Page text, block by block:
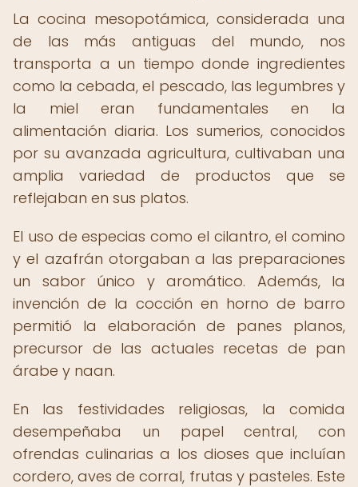
La cocina mesopotámica, considerada una
de las más antiguas del mundo, nos
transporta a un tiempo donde ingredientes
como la cebada, el pescado, las legumbres y
la miel eran fundamentales en la
alimentación diaria. Los sumerios, conocidos
por su avanzada agricultura, cultivaban una
amplia variedad de productos que se
reflejaban en sus platos.
El uso de especias como el cilantro, el comino
y el azafrán otorgaban a las preparaciones
un sabor único y aromático. Además, la
invención de la cocción en horno de barro
permitió la elaboración de panes planos,
precursor de las actuales recetas de pan
árabe y naan.
En las festividades religiosas, la comida
desempeñaba un papel central, con
ofrendas culinarias a los dioses que incluían
cordero, aves de corral, frutas y pasteles. Este